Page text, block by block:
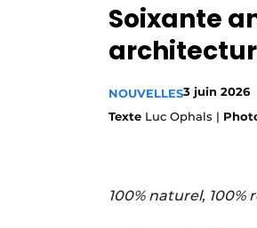
Privacy /
S’inscrire à
Termes et
Soixante
NOUVELLES3 juin 2026
Texte Luc Ophals |
100% naturel,